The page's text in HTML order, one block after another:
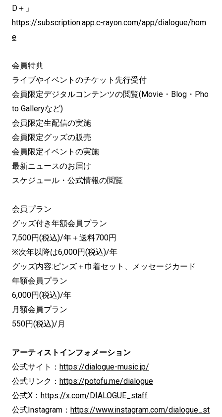
D＋」
https://subscription.app.c-rayon.com/app/dialogue/hom
e
会員特典
ライブやイベントのチケット先行受付
会員限定デジタルコンテンツの閲覧(Movie・Blog・Pho
to Galleryなど)
会員限定生配信の実施
会員限定グッズの販売
会員限定イベントの実施
最新ニュースのお届け
スケジュール・公式情報の閲覧
会員プラン
グッズ付き年額会員プラン
7,500円(税込)/年＋送料700円
※次年以降は6,000円(税込)/年
グッズ内容:ピンズ＋巾着セット、メッセージカード
年額会員プラン
6,000円(税込)/年
月額会員プラン
550円(税込)/月
アーティストインフォメーション
公式サイト： https://dialogue-music.jp/
公式リンク： https://potofu.me/dialogue
公式X： https://x.com/DIALOGUE_staff
公式Instagram： https://www.instagram.com/dialogue_st